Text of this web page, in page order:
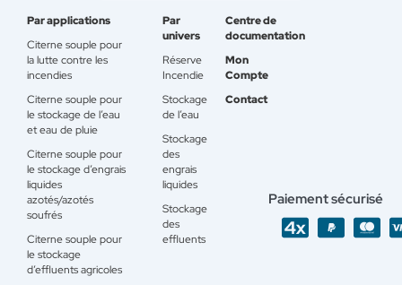
Par applications
Citerne souple pour
la lutte contre les
incendies
Citerne souple pour
le stockage de l’eau
et eau de pluie
Citerne souple pour
le stockage d’engrais
liquides
azotés/azotés
soufrés
Citerne souple pour
le stockage
d’effluents agricoles
Par
univers
Réserve
Incendie
Stockage
de l’eau
Stockage
des
engrais
liquides
Stockage
des
effluents
Centre de
documentation
Mon
Compte
Contact
Paiement sécurisé